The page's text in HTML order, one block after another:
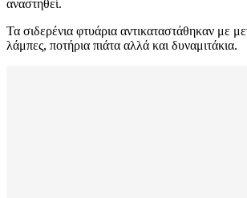
αναστηθεί.
Τα σιδερένια φτυάρια αντικαταστάθηκαν με
λάμπες, ποτήρια πιάτα αλλά και δυναμιτάκια.